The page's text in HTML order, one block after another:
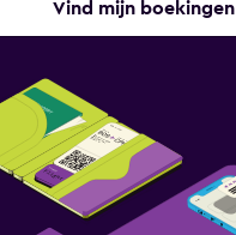
Vind mijn boekingen